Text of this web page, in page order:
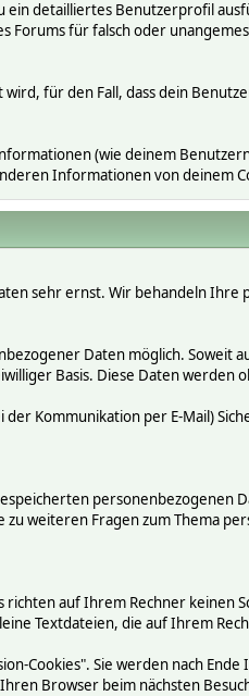
ein detailliertes Benutzerprofil
Forums für falsch oder
für den Fall, dass dein
(wie deinem
Informationen von deinem
sehr ernst. Wir behandeln
Daten möglich. Soweit
Basis. Diese Daten
Kommunikation per E-Mail)
weiteren Fragen zum Thema
auf Ihrem Rechner keinen
Textdateien, die auf Ihrem
Cookies". Sie werden nach
Browser beim nächsten